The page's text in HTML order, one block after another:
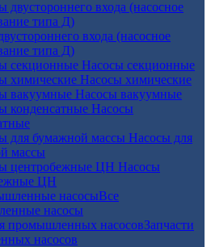
входа (насосное
типа Д)
Насосы секционные
Насосы химические
Насосы вакуумные
Насосы
Насосы для
массы
Насосы
ЦН
Все
насосы
Запчасти
насосов